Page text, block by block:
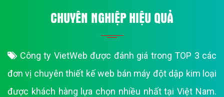
CHUYÊN NGHIỆP HIỆU QUẢ
Công ty VietWeb được đánh giá trong TOP 3 các
đơn vị chuyên thiết kế web bán máy đột dập kim loại
được khách hàng lựa chọn nhiều nhất tại Việt Nam.